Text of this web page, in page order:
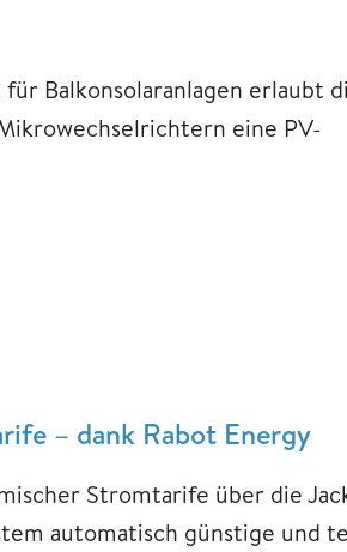
Balkonsolaranlagen erlaubt
eine PV-
– dank Rabot Energy
Stromtarife über die
automatisch günstige und